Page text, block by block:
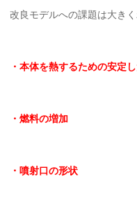
改良モデルへの課題は大きく
・本体を熱するための安定
・燃料の増加
・噴射口の形状